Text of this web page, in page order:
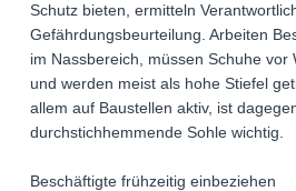
Schutz bieten, ermitteln
Gefährdungsbeurteilung. Arbeiten
im Nassbereich, müssen Schuhe vor
und werden meist als hohe Stiefel
allem auf Baustellen aktiv, ist
durchstichhemmende Sohle wichtig.
Beschäftigte frühzeitig einbeziehen